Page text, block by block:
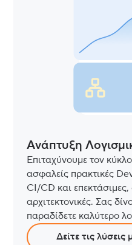
Ανάπτυξη
Επιταχύνουμε τον
ασφαλείς πρακτικές
CI/CD και
αρχιτεκτονικές. Σας
παραδίδετε καλύτερο
Δείτε τις